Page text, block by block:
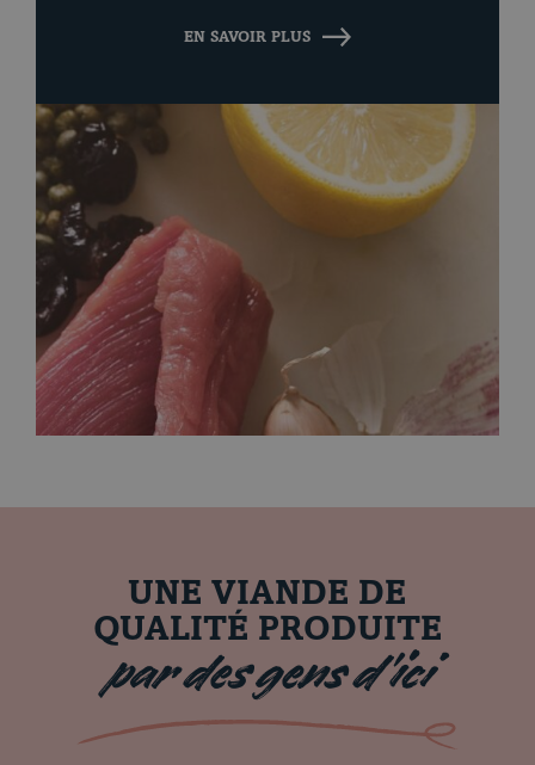
EN SAVOIR PLUS
UNE VIANDE DE
QUALITÉ PRODUITE
par des gens d’ici